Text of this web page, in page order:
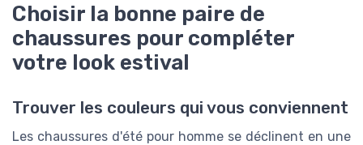
Choisir la bonne paire de
chaussures pour compléter
votre look estival
Trouver les couleurs qui vous conviennent
Les chaussures d'été pour homme se déclinent en une